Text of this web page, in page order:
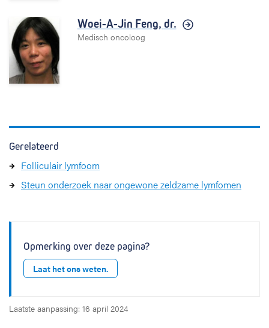
Woei-A-Jin Feng, dr.
Medisch oncoloog
Gerelateerd
Folliculair lymfoom
Steun onderzoek naar ongewone zeldzame lymfomen
Opmerking over deze pagina?
Laat het ons weten.
Laatste aanpassing: 16 april 2024